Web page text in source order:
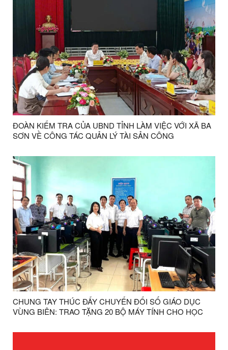
ĐOÀN KIỂM TRA CỦA UBND TỈNH LÀM VIỆC VỚI XÃ BA
SƠN VỀ CÔNG TÁC QUẢN LÝ TÀI SẢN CÔNG
CHUNG TAY THÚC ĐẨY CHUYỂN ĐỔI SỐ GIÁO DỤC
VÙNG BIÊN: TRAO TẶNG 20 BỘ MÁY TÍNH CHO HỌC